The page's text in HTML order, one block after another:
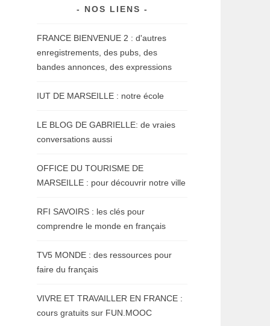
NOS LIENS
FRANCE BIENVENUE 2 : d'autres
enregistrements, des pubs, des
bandes annonces, des expressions
IUT DE MARSEILLE : notre école
LE BLOG DE GABRIELLE: de vraies
conversations aussi
OFFICE DU TOURISME DE
MARSEILLE : pour découvrir notre ville
RFI SAVOIRS : les clés pour
comprendre le monde en français
TV5 MONDE : des ressources pour
faire du français
VIVRE ET TRAVAILLER EN FRANCE :
cours gratuits sur FUN.MOOC